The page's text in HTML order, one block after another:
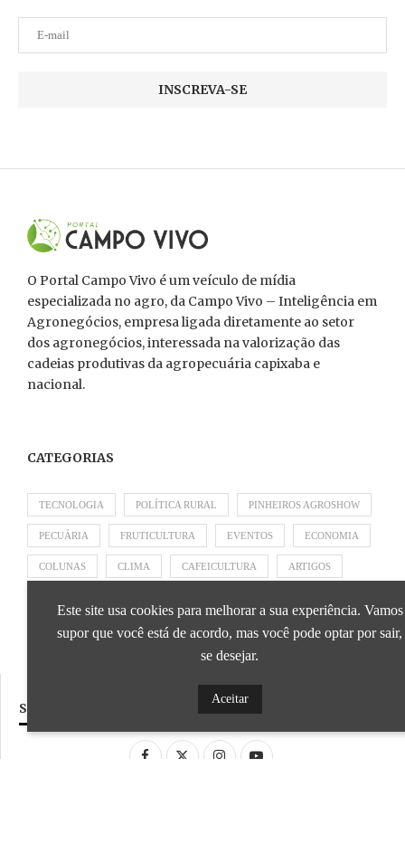
O Portal Campo Vivo é um veículo de mídia
especializada no agro, da Campo Vivo – Inteligência em
Agronegócios, empresa ligada diretamente ao setor
dos agronegócios, interessada na valorização das
cadeias produtivas da agropecuária capixaba e
nacional.
CATEGORIAS
TECNOLOGIA POLÍTICA RURAL PINHEIROS AGROSHOW
PECUÁRIA FRUTICULTURA EVENTOS ECONOMIA
COLUNAS CLIMA CAFEICULTURA ARTIGOS
APRESENTADO POR BRAPEX
SIGA NOSSAS REDES SOCIAIS
Este site usa cookies para melhorar a sua experiência. Vamos
supor que você está de acordo, mas você pode optar por sair,
se desejar.
Aceitar